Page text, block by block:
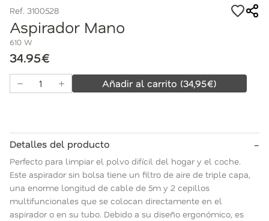
Ref. 3100528
Aspirador Mano
610 W
34.95€
Añadir al carrito (34,95€)
Detalles del producto -
Perfecto para limpiar el polvo difícil del hogar y el coche.
Este aspirador sin bolsa tiene un filtro de aire de triple capa,
una enorme longitud de cable de 5m y 2 cepillos
multifuncionales que se colocan directamente en el
aspirador o en su tubo. Debido a su diseño ergonómico, es